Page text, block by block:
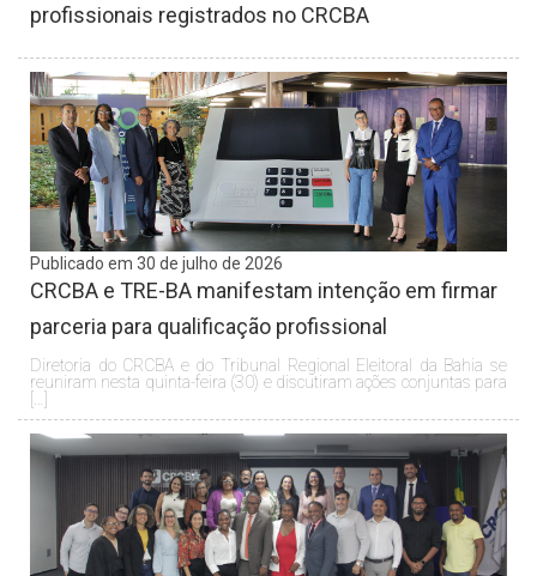
profissionais registrados no CRCBA
Publicado em 30 de julho de 2026
CRCBA e TRE-BA manifestam intenção em firmar
parceria para qualificação profissional
Diretoria do CRCBA e do Tribunal Regional Eleitoral da Bahia se
reuniram nesta quinta-feira (30) e discutiram ações conjuntas para